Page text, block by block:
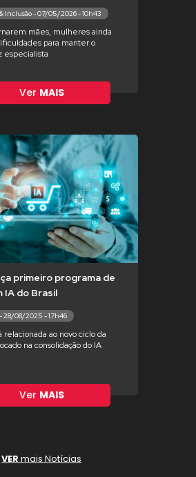
Inclusão - 07/05/2026 - 10h43
mães, mulheres ainda
para manter o
especialista
Ver MAIS
primeiro programa de
IA do Brasil
28/08/2025 - 17h46
relacionada ao novo ciclo da
na consolidação do IA
Ver MAIS
VER mais Notícias